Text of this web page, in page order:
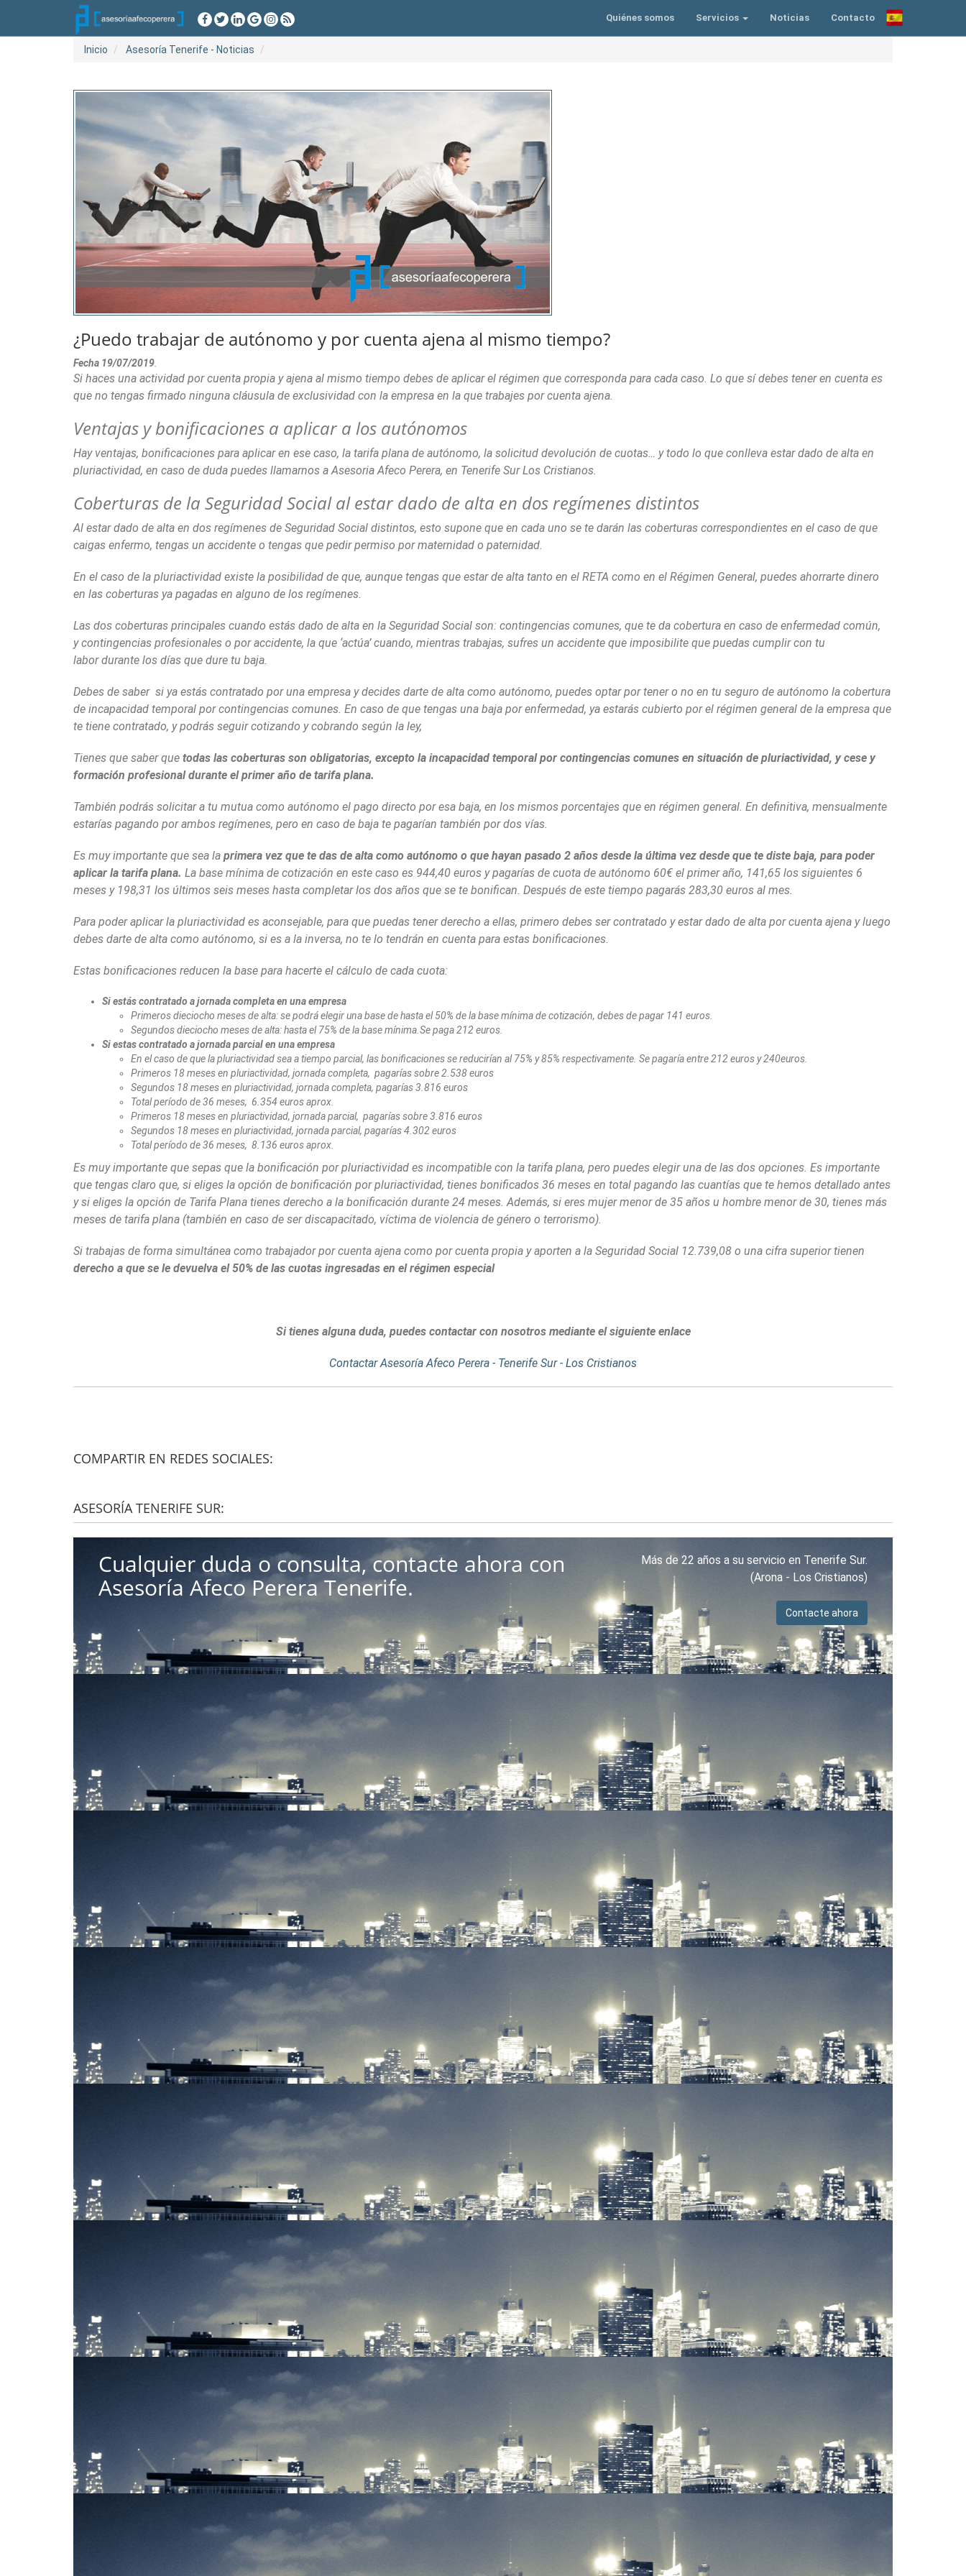
Quiénes somos Servicios Noticias Contacto
Inicio Asesoría Tenerife - Noticias
¿Puedo trabajar de autónomo y por cuenta ajena al mismo tiempo?
Fecha 19/07/2019
Si haces una actividad por cuenta propia y ajena al mismo tiempo debes de aplicar el régimen que corresponda para cada caso. Lo que sí debes tener en cuenta es
que no tengas firmado ninguna cláusula de exclusividad con la empresa en la que trabajes por cuenta ajena.
Ventajas y bonificaciones a aplicar a los autónomos
Hay ventajas, bonificaciones para aplicar en ese caso, la tarifa plana de autónomo, la solicitud devolución de cuotas… y todo lo que conlleva estar dado de alta en
pluriactividad, en caso de duda puedes llamarnos a Asesoria Afeco Perera, en Tenerife Sur Los Cristianos.
Coberturas de la Seguridad Social al estar dado de alta en dos regímenes distintos
Al estar dado de alta en dos regímenes de Seguridad Social distintos, esto supone que en cada uno se te darán las coberturas correspondientes en el caso de que
caigas enfermo, tengas un accidente o tengas que pedir permiso por maternidad o paternidad.
En el caso de la pluriactividad existe la posibilidad de que, aunque tengas que estar de alta tanto en el RETA como en el Régimen General, puedes ahorrarte dinero
en las coberturas ya pagadas en alguno de los regímenes.
Las dos coberturas principales cuando estás dado de alta en la Seguridad Social son: contingencias comunes, que te da cobertura en caso de enfermedad común,
y contingencias profesionales o por accidente, la que ‘actúa’ cuando, mientras trabajas, sufres un accidente que imposibilite que puedas cumplir con tu
labor durante los días que dure tu baja.
Debes de saber si ya estás contratado por una empresa y decides darte de alta como autónomo, puedes optar por tener o no en tu seguro de autónomo la cobertura
de incapacidad temporal por contingencias comunes. En caso de que tengas una baja por enfermedad, ya estarás cubierto por el régimen general de la empresa que
te tiene contratado, y podrás seguir cotizando y cobrando según la ley,
Tienes que saber que todas las coberturas son obligatorias, excepto la incapacidad temporal por contingencias comunes en situación de pluriactividad, y cese y
formación profesional durante el primer año de tarifa plana.
También podrás solicitar a tu mutua como autónomo el pago directo por esa baja, en los mismos porcentajes que en régimen general. En definitiva, mensualmente
estarías pagando por ambos regímenes, pero en caso de baja te pagarían también por dos vías.
Es muy importante que sea la primera vez que te das de alta como autónomo o que hayan pasado 2 años desde la última vez desde que te diste baja, para poder
aplicar la tarifa plana. La base mínima de cotización en este caso es 944,40 euros y pagarías de cuota de autónomo 60€ el primer año, 141,65 los siguientes 6
meses y 198,31 los últimos seis meses hasta completar los dos años que se te bonifican. Después de este tiempo pagarás 283,30 euros al mes.
Para poder aplicar la pluriactividad es aconsejable, para que puedas tener derecho a ellas, primero debes ser contratado y estar dado de alta por cuenta ajena y luego
debes darte de alta como autónomo, si es a la inversa, no te lo tendrán en cuenta para estas bonificaciones.
Estas bonificaciones reducen la base para hacerte el cálculo de cada cuota:
Si estás contratado a jornada completa en una empresa
Primeros dieciocho meses de alta: se podrá elegir una base de hasta el 50% de la base mínima de cotización, debes de pagar 141 euros.
Segundos dieciocho meses de alta: hasta el 75% de la base mínima.Se paga 212 euros.
Si estas contratado a jornada parcial en una empresa
En el caso de que la pluriactividad sea a tiempo parcial, las bonificaciones se reducirían al 75% y 85% respectivamente. Se pagaría entre 212 euros y 240euros.
Primeros 18 meses en pluriactividad, jornada completa, pagarías sobre 2.538 euros
Segundos 18 meses en pluriactividad, jornada completa, pagarías 3.816 euros
Total período de 36 meses, 6.354 euros aprox.
Primeros 18 meses en pluriactividad, jornada parcial, pagarías sobre 3.816 euros
Segundos 18 meses en pluriactividad, jornada parcial, pagarías 4.302 euros
Total período de 36 meses, 8.136 euros aprox.
Es muy importante que sepas que la bonificación por pluriactividad es incompatible con la tarifa plana, pero puedes elegir una de las dos opciones. Es importante
que tengas claro que, si eliges la opción de bonificación por pluriactividad, tienes bonificados 36 meses en total pagando las cuantías que te hemos detallado antes
y si eliges la opción de Tarifa Plana tienes derecho a la bonificación durante 24 meses. Además, si eres mujer menor de 35 años u hombre menor de 30, tienes más
meses de tarifa plana (también en caso de ser discapacitado, víctima de violencia de género o terrorismo).
Si trabajas de forma simultánea como trabajador por cuenta ajena como por cuenta propia y aporten a la Seguridad Social 12.739,08 o una cifra superior tienen
derecho a que se le devuelva el 50% de las cuotas ingresadas en el régimen especial
Si tienes alguna duda, puedes contactar con nosotros mediante el siguiente enlace
Contactar Asesoría Afeco Perera - Tenerife Sur - Los Cristianos
COMPARTIR EN REDES SOCIALES:
ASESORÍA TENERIFE SUR:
Cualquier duda o consulta, contacte ahora con
Asesoría Afeco Perera Tenerife.
Más de 22 años a su servicio en Tenerife Sur.
(Arona - Los Cristianos)
Contacte ahora